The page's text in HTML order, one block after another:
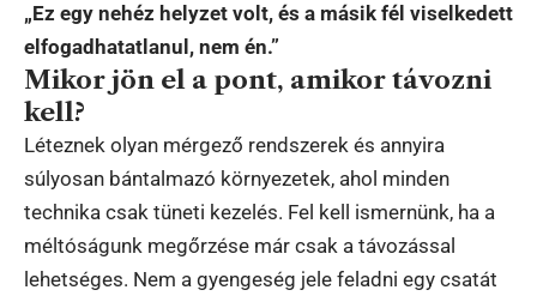
„Ez egy nehéz helyzet volt, és a másik fél viselkedett
elfogadhatatlanul, nem én.”
Mikor jön el a pont, amikor távozni
kell?
Léteznek olyan mérgező rendszerek és annyira
súlyosan bántalmazó környezetek, ahol minden
technika csak tüneti kezelés. Fel kell ismernünk, ha a
méltóságunk megőrzése már csak a távozással
lehetséges. Nem a gyengeség jele feladni egy csatát